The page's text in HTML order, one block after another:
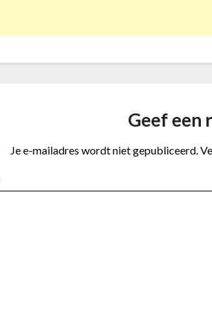
Geef een
Je e-mailadres wordt niet gepubliceerd.